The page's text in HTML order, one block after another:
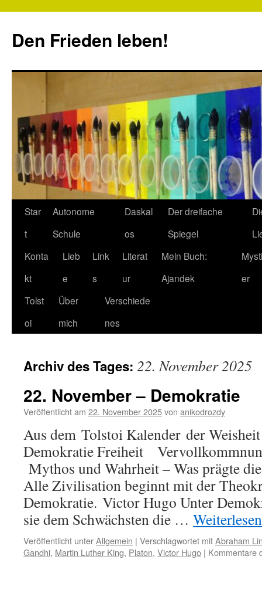
springen
Den Frieden leben!
Star
t
Autonome
Schule
Daskal
os
Der dreifache
Spiegel
Konta
kt
Lieb
e
Link
s
Literat
ur
Mein Buch:
Ajandek
er
Tolst
oi
Über
mich
Verschiede
nes
Archiv des Tages: 22. November 2025
22. November – Demokratie
Veröffentlicht am 22. November 2025von anikodrozdy
Aus dem Tolstoi Kalender der
Demokratie Freiheit
Mythos und Wahrheit – Was prägte
Alle Zivilisation beginnt mit der
Demokratie. Victor Hugo Unter
sie dem Schwächsten die …
Veröffentlicht unterAllgemein | Verschlagwortet mitAbraham
Gandhi, Martin Luther King, Platon, Victor Hugo | Kommentare